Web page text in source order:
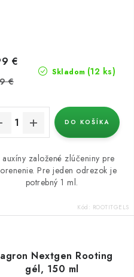
Skladom (12 ks)
€
€
DO KOŠÍKA
auxíny založené zlúčeniny pre
Pre jeden odrezok je
potrebný 1 ml.
Kód: ROOTITGELS
Nextgen Rooting
gél, 150 ml